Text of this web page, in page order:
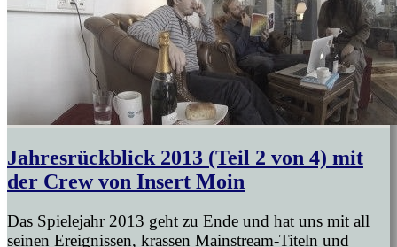
Jahresrückblick 2013 (Teil 2 von 4) mit
der Crew von Insert Moin
Das Spielejahr 2013 geht zu Ende und hat uns mit all
seinen Ereignissen, krassen Mainstream-Titeln und